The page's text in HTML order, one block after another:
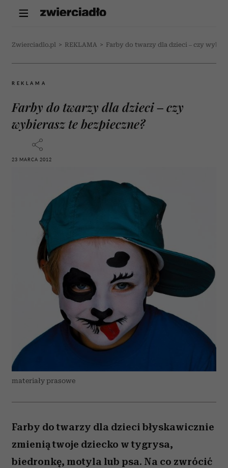
Zwierciadlo.pl > REKLAMA > Farby do twarzy dla dzieci – czy
REKLAMA
Farby do twarzy dla dzieci – czy
wybierasz te bezpieczne?
23 MARCA 2012
materiały prasowe
Farby do twarzy dla dzieci błyskawicznie
zmienią twoje dziecko w tygrysa,
biedronkę, motyla lub psa. Na co zwrócić